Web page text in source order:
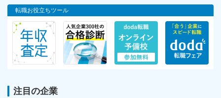
転職お役立ちツール
注目の企業